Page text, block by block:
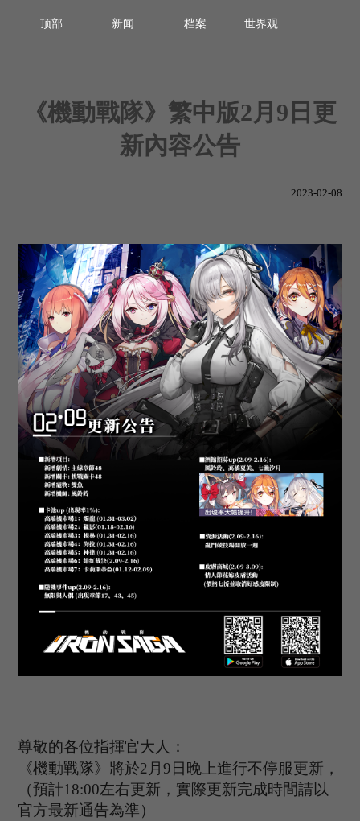
顶部 新闻 档案 世界观
《機動戰隊》繁中版2月9日更
新內容公告
2023-02-08
尊敬的各位指揮官大人：
《機動戰隊》將於2月9 日晚上進行不停服更新，
（預計18:00左右更新，實際更新完成時間請以
官方最新通告為準）